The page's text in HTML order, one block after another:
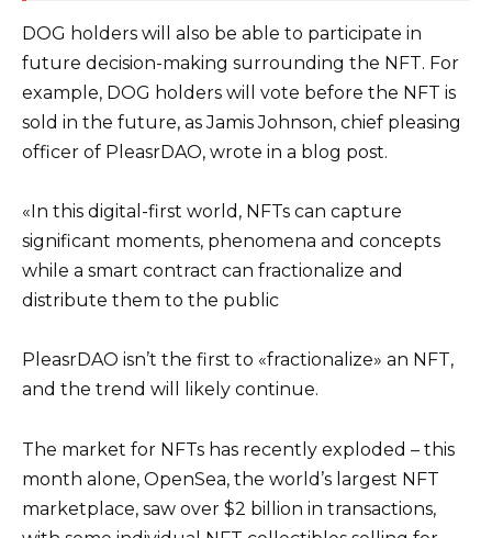
DOG holders will also be able to participate in
future decision-making surrounding the NFT. For
example, DOG holders will vote before the NFT is
sold in the future, as Jamis Johnson, chief pleasing
officer of PleasrDAO, wrote in a blog post.
«In this digital-first world, NFTs can capture
significant moments, phenomena and concepts
while a smart contract can fractionalize and
distribute them to the public
PleasrDAO isn’t the first to «fractionalize» an NFT,
and the trend will likely continue.
The market for NFTs has recently exploded – this
month alone, OpenSea, the world’s largest NFT
marketplace, saw over $2 billion in transactions,